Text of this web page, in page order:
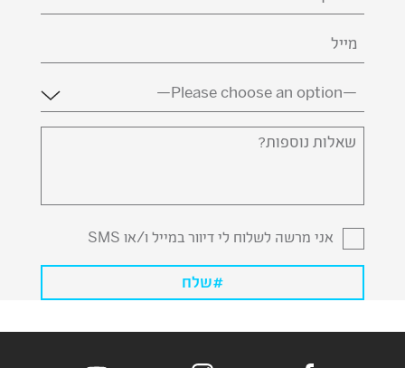
דואר
אלקטרוני
מדינה
(חובה)
שאלות
אני מרשה לשלוח לי דיוור במייל ו/או SMS